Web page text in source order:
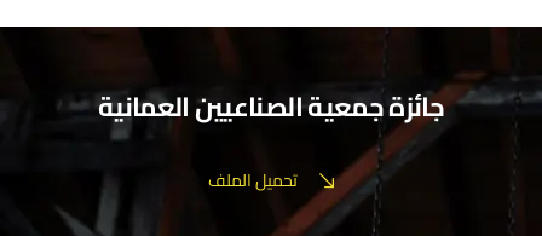
جائزة جمعية الصناعيين العمانية
تحميل الملف